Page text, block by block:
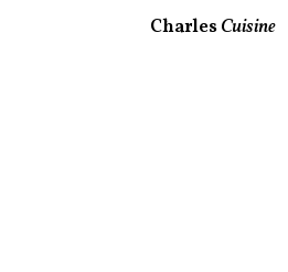
CharlesCuisine